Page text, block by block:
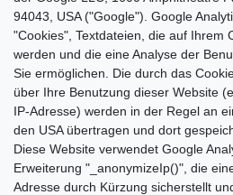
94043, USA ("Google"). Google
"Cookies", Textdateien, die auf Ihrem
werden und die eine Analyse der
Sie ermöglichen. Die durch das
über Ihre Benutzung dieser Website
IP-Adresse) werden in der Regel an
den USA übertragen und dort
Diese Website verwendet Google
Erweiterung "_anonymizeIp()", die
Adresse durch Kürzung sicherstellt